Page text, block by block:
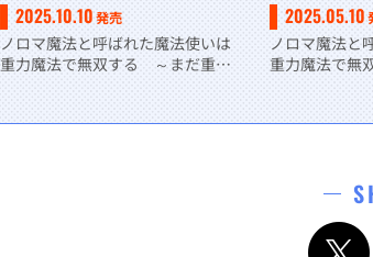
2025.10.10発売
ノロマ魔法と呼ばれた魔法使いは
重力魔法で無双する ～まだ重力
2025.05.10
ノロマ魔法と
重力魔法で無